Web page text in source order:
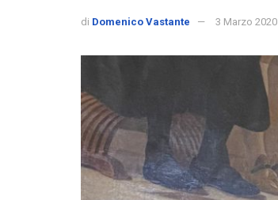
di Domenico Vastante 3 Marzo 2020